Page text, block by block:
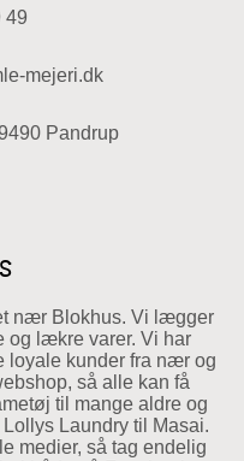
49
mejeri.dk
Pandrup
nær Blokhus. Vi lægger
og lækre varer. Vi har
loyale kunder fra nær og
så alle kan få
til mange aldre og
Laundry til Masai.
medier, så tag endelig